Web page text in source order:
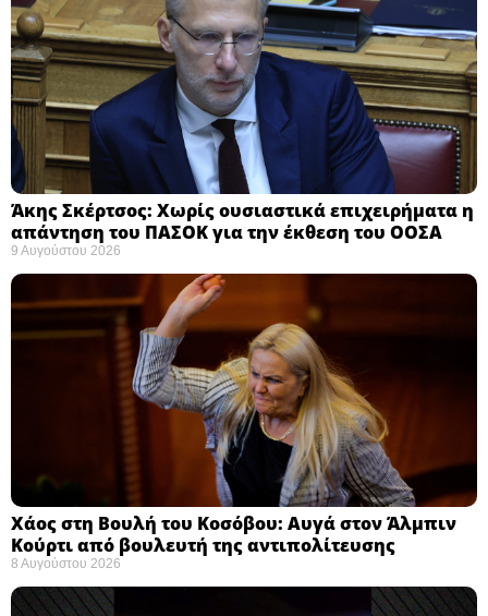
Άκης Σκέρτσος: Χωρίς ουσιαστικά επιχειρήματα η
απάντηση του ΠΑΣΟΚ για την έκθεση του ΟΟΣΑ ​
9 Αυγούστου 2026
Χάος στη Βουλή του Κοσόβου: Αυγά στον Άλμπιν
Κούρτι από βουλευτή της αντιπολίτευσης
8 Αυγούστου 2026